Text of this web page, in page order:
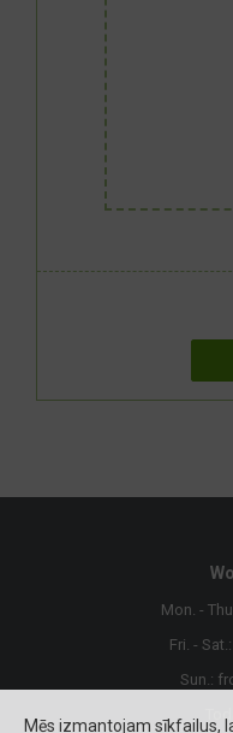
Mon. -
Fri. -
Sun.:
Mēs izmantojam sīkfailus,